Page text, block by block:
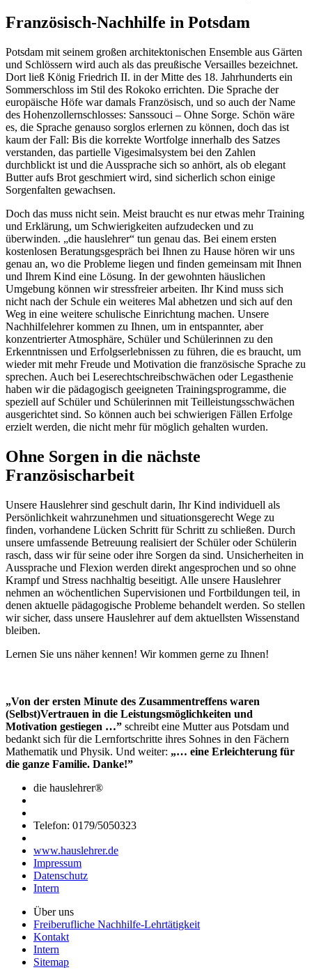
Französisch-Nachhilfe in Potsdam
Potsdam mit seinem großen architektonischen Ensemble aus Gärten
und Schlössern wird auch als das preußische Versailles bezeichnet.
Dort ließ König Friedrich II. in der Mitte des 18. Jahrhunderts ein
Sommerschloss im Stil des Rokoko errichten. Die Sprache der
europäische Höfe war damals Französisch, und so auch der Name
des Hohenzollernschlosses: Sanssouci – Ohne Sorge. Schön wäre
es, die Sprache genauso sorglos erlernen zu können, doch das ist
kaum der Fall: Bis die korrekte Wortfolge innerhalb des Satzes
verstanden, das partielle Vigesimalsystem bei den Zahlen
durchblickt ist und die Aussprache sich so anhört, als ob elegant
Butter aufs Brot geschmiert wird, sind sicherlich schon einige
Sorgenfalten gewachsen.
Doch das muss nicht sein. Meist braucht es nur etwas mehr Training
und Erklärung, um Schwierigkeiten aufzudecken und zu
überwinden. „die hauslehrer“ tun genau das. Bei einem ersten
kostenlosen Beratungsgespräch bei Ihnen zu Hause hören wir uns
genau an, wo die Probleme liegen und finden gemeinsam mit Ihnen
und Ihrem Kind eine Lösung. In der gewohnten häuslichen
Umgebung können wir stressfreier arbeiten. Ihr Kind muss sich
nicht nach der Schule ein weiteres Mal abhetzen und sich auf den
Weg in eine weitere schulische Einrichtung machen. Unsere
Nachhilfelehrer kommen zu Ihnen, um in entspannter, aber
konzentrierter Atmosphäre, Schüler und Schülerinnen zu den
Erkenntnissen und Erfolgserlebnissen zu führen, die es braucht, um
wieder mit mehr Freude und Motivation die französische Sprache zu
sprechen. Auch bei Leserechtschreibschwächen oder Legasthenie
haben wir die pädagogisch geeigneten Trainingsprogramme, die
speziell auf Schüler und Schülerinnen mit Teilleistungsschwächen
ausgerichtet sind. So können auch bei schwierigen Fällen Erfolge
erzielt werden, die nicht mehr für möglich gehalten wurden.
Ohne Sorgen in die nächste
Französischarbeit
Unsere Hauslehrer sind geschult darin, Ihr Kind individuell als
Persönlichkeit wahrzunehmen und situationsgerecht Wege zu
finden, vorhandene Lücken Schritt für Schritt zu schließen. Durch
unsere umfassende Betreuung realisiert der Schüler oder Schülerin
rasch, dass wir für seine oder ihre Sorgen da sind. Unsicherheiten in
Aussprache und Flexion werden direkt angesprochen und so ohne
Krampf und Stress nachhaltig beseitigt. Alle unsere Hauslehrer
nehmen an wöchentlichen Supervisionen und Fortbildungen teil, in
denen aktuelle pädagogische Probleme behandelt werden. So stellen
wir sicher, dass unsere Hauslehrer auf dem aktuellsten Wissenstand
bleiben.
Lernen Sie uns näher kennen! Wir kommen gerne zu Ihnen!
„Von der ersten Minute des Zusammentreffens waren
(Selbst)Vertrauen in die Leistungsmöglichkeiten und
Motivation gestiegen …” schreibt eine Mutter aus Potsdam und
bedankt sich für die Lernfortschritte ihres Sohnes in den Fächern
Mathematik und Physik. Und weiter: „… eine Erleichterung für
die ganze Familie. Danke!”
die hauslehrer®
Telefon: 0179/5050323
www.hauslehrer.de
Impressum
Datenschutz
Intern
Über uns
Freiberufliche Nachhilfe-Lehrtätigkeit
Kontakt
Intern
Sitemap